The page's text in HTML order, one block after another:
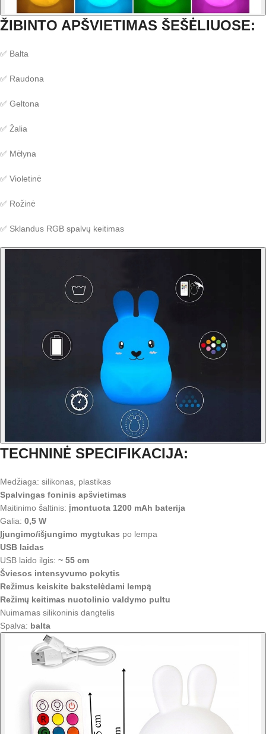
ŽIBINTO APŠVIETIMAS ŠEŠĖLIUOSE:
✅ Balta
✅ Raudona
✅ Geltona
✅ Žalia
✅ Mėlyna
✅ Violetinė
✅ Rožinė
✅ Sklandus RGB spalvų keitimas
TECHNINĖ SPECIFIKACIJA:
Medžiaga: silikonas, plastikas
Spalvingas foninis apšvietimas
Maitinimo šaltinis: įmontuota 1200 mAh baterija
Galia: 0,5 W
Įjungimo/išjungimo mygtukas po lempa
USB laidas
USB laido ilgis: ~ 55 cm
Šviesos intensyvumo pokytis
Režimus keiskite bakstelėdami lempą
Režimų keitimas nuotolinio valdymo pultu
Nuimamas silikoninis dangtelis
Spalva: balta